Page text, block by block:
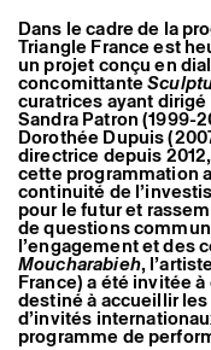
Dans le cadre de la
Triangle France est
un projet conçu en
concomittante
curatrices ayant
Sandra Patron (1999-
Dorothée Dupuis
directrice depuis
cette programmation
continuité de
pour le futur et
de questions
l’engagement et des
Moucharabieh,
France) a été invitée
destiné à accueillir
d’invités
programme de